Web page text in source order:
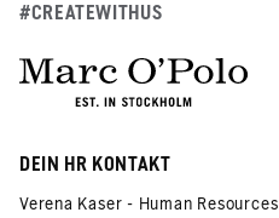
#CREATEWITHUS
DEIN HR KONTAKT
Verena Kaser - Human Resources